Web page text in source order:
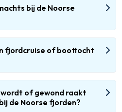
bij de Noorse
fjordcruise of boottocht
wordt of gewond raakt
de Noorse fjorden?